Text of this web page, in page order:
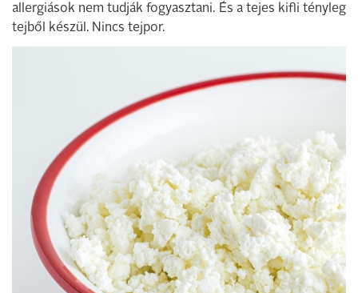
allergiások nem tudják fogyasztani. És a tejes kifli tényleg
tejből készül. Nincs tejpor.